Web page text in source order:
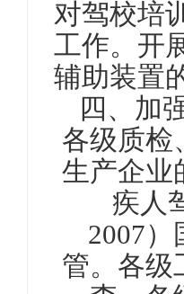
对驾校培
工作。开
辅助装置
四、加
各级质检
生产企业
疾人
2007）
管。各级